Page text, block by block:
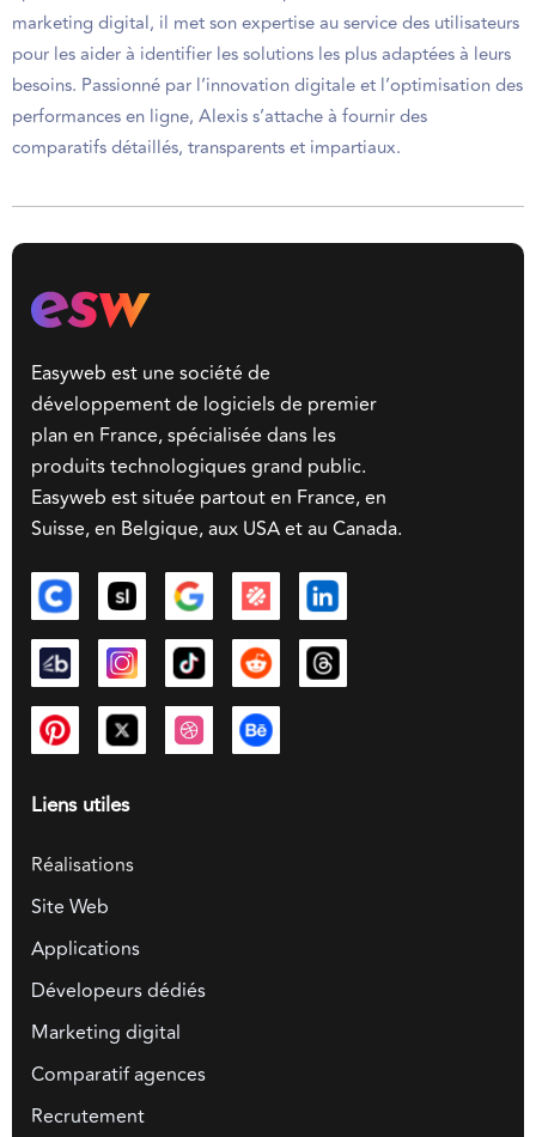
marketing digital, il met son expertise au service des utilisateurs
pour les aider à identifier les solutions les plus adaptées à leurs
besoins. Passionné par l’innovation digitale et l’optimisation des
performances en ligne, Alexis s’attache à fournir des
comparatifs détaillés, transparents et impartiaux.
Easyweb est une société de
développement de logiciels de premier
plan en France, spécialisée dans les
produits technologiques grand public.
Easyweb est située partout en France, en
Suisse, en Belgique, aux USA et au Canada.
Liens utiles
Réalisations
Site Web
Applications
Dévelopeurs dédiés
Marketing digital
Comparatif agences
Recrutement